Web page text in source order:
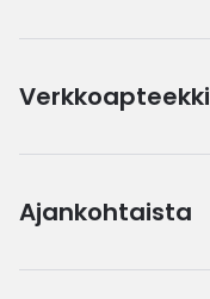
Verkkoapteekki
Ajankohtaista